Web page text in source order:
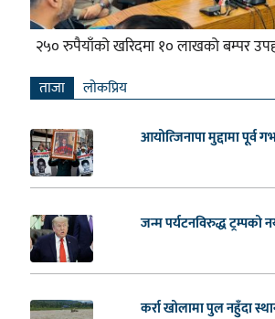
२५० रुपैयाँको खरिदमा १० लाखको बम्पर
ताजा लाेकप्रिय
आयोत्जिनापा मुद्दामा पूर्व
जन्म पर्यटनविरुद्ध
कर्रा खोलामा पुल नहुँदा